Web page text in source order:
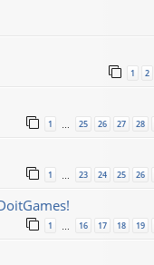
1 2
1 … 25 26 27 28
1 … 23 24 25 26
1 … 16 17 18 19